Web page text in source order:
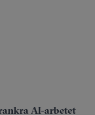
AI-arbetet